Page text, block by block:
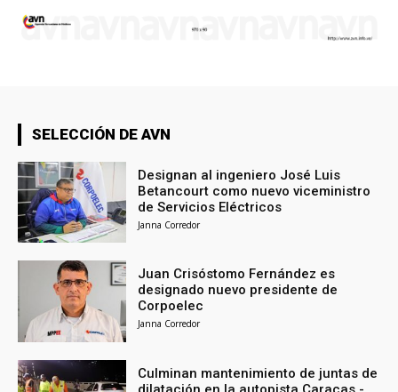
SELECCIÓN DE AVN
Designan al ingeniero José Luis
Betancourt como nuevo viceministro
de Servicios Eléctricos
Janna Corredor
Juan Crisóstomo Fernández es
designado nuevo presidente de
Corpoelec
Janna Corredor
Culminan mantenimiento de juntas de